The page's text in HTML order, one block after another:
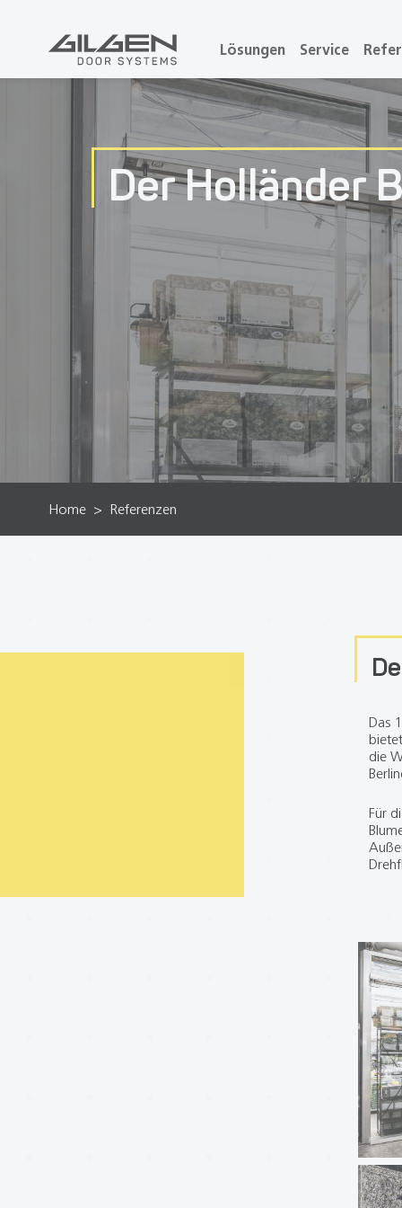
Lösungen Service
Der Holländer
Home Referenzen
Das
die
Für